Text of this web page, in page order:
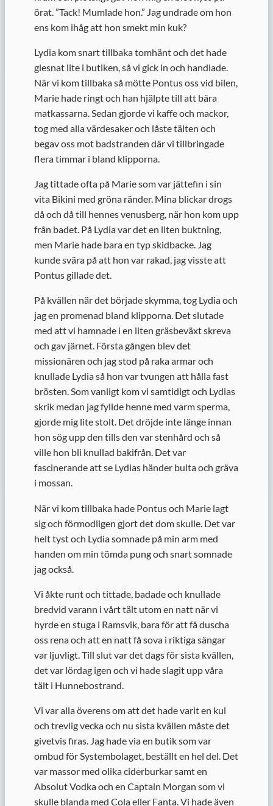
örat. ”Tack! Mumlade hon.” Jag undrade om hon
ens kom ihåg att hon smekt min kuk?
Lydia kom snart tillbaka tomhänt och det hade
glesnat lite i butiken, så vi gick in och handlade.
När vi kom tillbaka så mötte Pontus oss vid bilen,
Marie hade ringt och han hjälpte till att bära
matkassarna. Sedan gjorde vi kaffe och mackor,
tog med alla värdesaker och låste tälten och
begav oss mot badstranden där vi tillbringade
flera timmar i bland klipporna.
Jag tittade ofta på Marie som var jättefin i sin
vita Bikini med gröna ränder. Mina blickar drogs
då och då till hennes venusberg, när hon kom upp
från badet. På Lydia var det en liten buktning,
men Marie hade bara en typ skidbacke. Jag
kunde svära på att hon var rakad, jag visste att
Pontus gillade det.
På kvällen när det började skymma, tog Lydia och
jag en promenad bland klipporna. Det slutade
med att vi hamnade i en liten gräsbeväxt skreva
och gav järnet. Första gången blev det
missionären och jag stod på raka armar och
knullade Lydia så hon var tvungen att hålla fast
brösten. Som vanligt kom vi samtidigt och Lydias
skrik medan jag fyllde henne med varm sperma,
gjorde mig lite stolt. Det dröjde inte länge innan
hon sög upp den tills den var stenhård och så
ville hon bli knullad bakifrån. Det var
fascinerande att se Lydias händer bulta och gräva
i mossan.
När vi kom tillbaka hade Pontus och Marie lagt
sig och förmodligen gjort det dom skulle. Det var
helt tyst och Lydia somnade på min arm med
handen om min tömda pung och snart somnade
jag också.
Vi åkte runt och tittade, badade och knullade
bredvid varann i vårt tält utom en natt när vi
hyrde en stuga i Ramsvik, bara för att få duscha
oss rena och att en natt få sova i riktiga sängar
var ljuvligt. Till slut var det dags för sista kvällen,
det var lördag igen och vi hade slagit upp våra
tält i Hunnebostrand.
Vi var alla överens om att det hade varit en kul
och trevlig vecka och nu sista kvällen måste det
givetvis firas. Jag hade via en butik som var
ombud för Systembolaget, beställt en hel del. Det
var massor med olika ciderburkar samt en
Absolut Vodka och en Captain Morgan som vi
skulle blanda med Cola eller Fanta. Vi hade även